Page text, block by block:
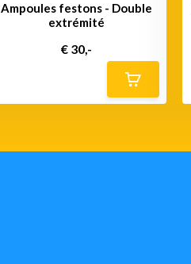
Ampoules festons - Double
extrémité
€ 30,-